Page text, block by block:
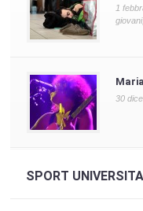
1
giovani,
30
SPORT